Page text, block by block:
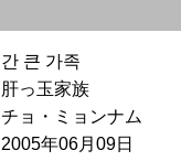
간 큰 가족
肝っ玉家族
チョ・ミョンナム
2005年06月09日